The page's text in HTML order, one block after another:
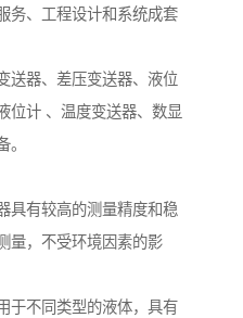
务、工程设计和系统成套
送器、差压变送器、液位
位计 、温度变送器、数显
。
具有较高的测量精度和稳
量，不受环境因素的影
于不同类型的液体，具有